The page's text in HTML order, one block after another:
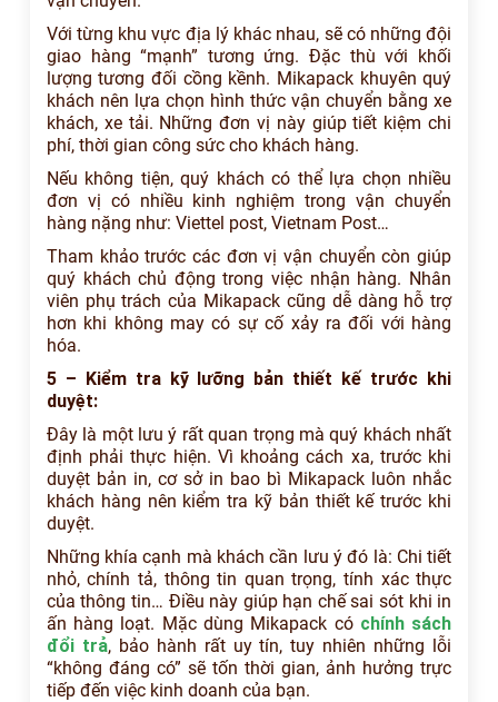
Với từng khu vực địa lý khác nhau, sẽ có những đội
giao hàng “mạnh” tương ứng. Đặc thù với khối
lượng tương đối cồng kềnh. Mikapack khuyên quý
khách nên lựa chọn hình thức vận chuyển bằng xe
khách, xe tải. Những đơn vị này giúp tiết kiệm chi
phí, thời gian công sức cho khách hàng.
Nếu không tiện, quý khách có thể lựa chọn nhiều
đơn vị có nhiều kinh nghiệm trong vận chuyển
hàng nặng như: Viettel post, Vietnam Post…
Tham khảo trước các đơn vị vận chuyển còn giúp
quý khách chủ động trong việc nhận hàng. Nhân
viên phụ trách của Mikapack cũng dễ dàng hỗ trợ
hơn khi không may có sự cố xảy ra đối với hàng
hóa.
5 – Kiểm tra kỹ lưỡng bản thiết kế trước khi
duyệt:
Đây là một lưu ý rất quan trọng mà quý khách nhất
định phải thực hiện. Vì khoảng cách xa, trước khi
duyệt bản in, cơ sở in bao bì Mikapack luôn nhắc
khách hàng nên kiểm tra kỹ bản thiết kế trước khi
duyệt.
Những khía cạnh mà khách cần lưu ý đó là: Chi tiết
nhỏ, chính tả, thông tin quan trọng, tính xác thực
của thông tin… Điều này giúp hạn chế sai sót khi in
ấn hàng loạt. Mặc dùng Mikapack có chính sách
đổi trả, bảo hành rất uy tín, tuy nhiên những lỗi
“không đáng có” sẽ tốn thời gian, ảnh hưởng trực
tiếp đến việc kinh doanh của bạn.